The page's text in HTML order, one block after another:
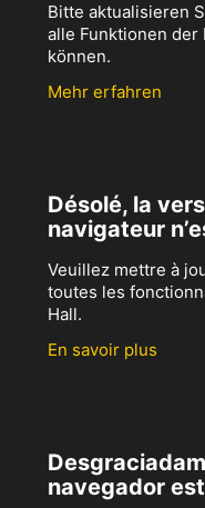
Bitte aktualisieren
alle Funktionen
können.
Mehr erfahren
Désolé, la
navigateur
Veuillez mettre à
toutes les
Hall.
En savoir plus
navegador